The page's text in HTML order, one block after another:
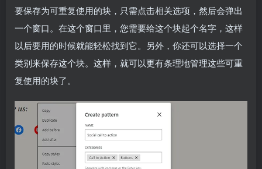
要保存为可重复使用的块，只需点击相关选项，然后会弹出
一个窗口。在这个窗口里，您需要给这个块起个名字，这样
以后要用的时候就能轻松找到它。另外，你还可以选择一个
类别来保存这个块。这样，就可以更有条理地管理这些可重
复使用的块了。